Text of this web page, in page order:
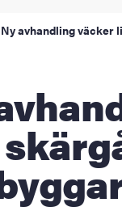
Ny avhandling väcker